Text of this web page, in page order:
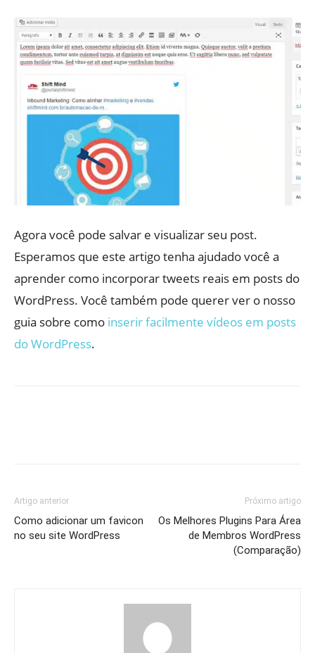
Agora você pode salvar e visualizar seu post.
Esperamos que este artigo tenha ajudado você a
aprender como incorporar tweets reais em posts do
WordPress. Você também pode querer ver o nosso
guia sobre como inserir facilmente vídeos em posts
do WordPress.
Artigo anterior
Como adicionar um favicon
no seu site WordPress
Próximo artigo
Os Melhores Plugins Para Área
de Membros WordPress
(Comparação)